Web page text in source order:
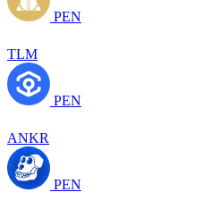
PEN
TLM
PEN
ANKR
PEN